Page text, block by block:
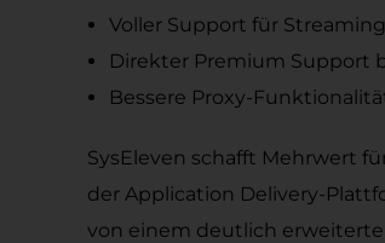
Voller Support für
Direkter Premium Support
Bessere Proxy-
SysEleven schafft Mehrwert
der Application Delivery-
von einem deutlich